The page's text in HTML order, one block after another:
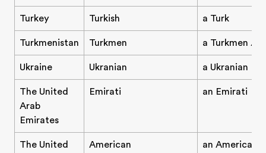
Turkey Turkish a Turk
Turkmenistan Turkmen a Turkmen /
Ukraine Ukranian a Ukranian
The United
Arab
Emirates
Emirati an Emirati
The United
American an American